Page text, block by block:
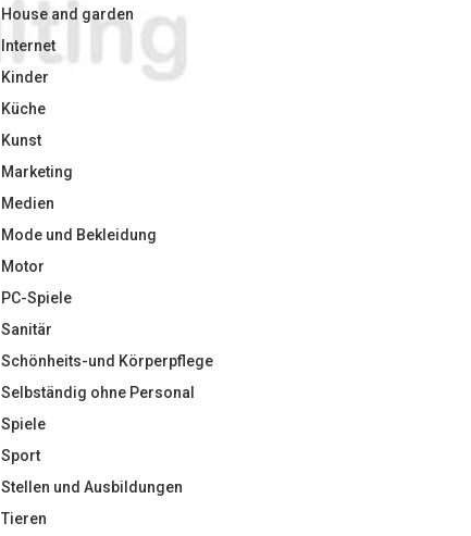
House and garden
Internet
Kinder
Küche
Kunst
Marketing
Medien
Mode und Bekleidung
Motor
PC-Spiele
Sanitär
Schönheits-und Körperpflege
Selbständig ohne Personal
Spiele
Sport
Stellen und Ausbildungen
Tieren